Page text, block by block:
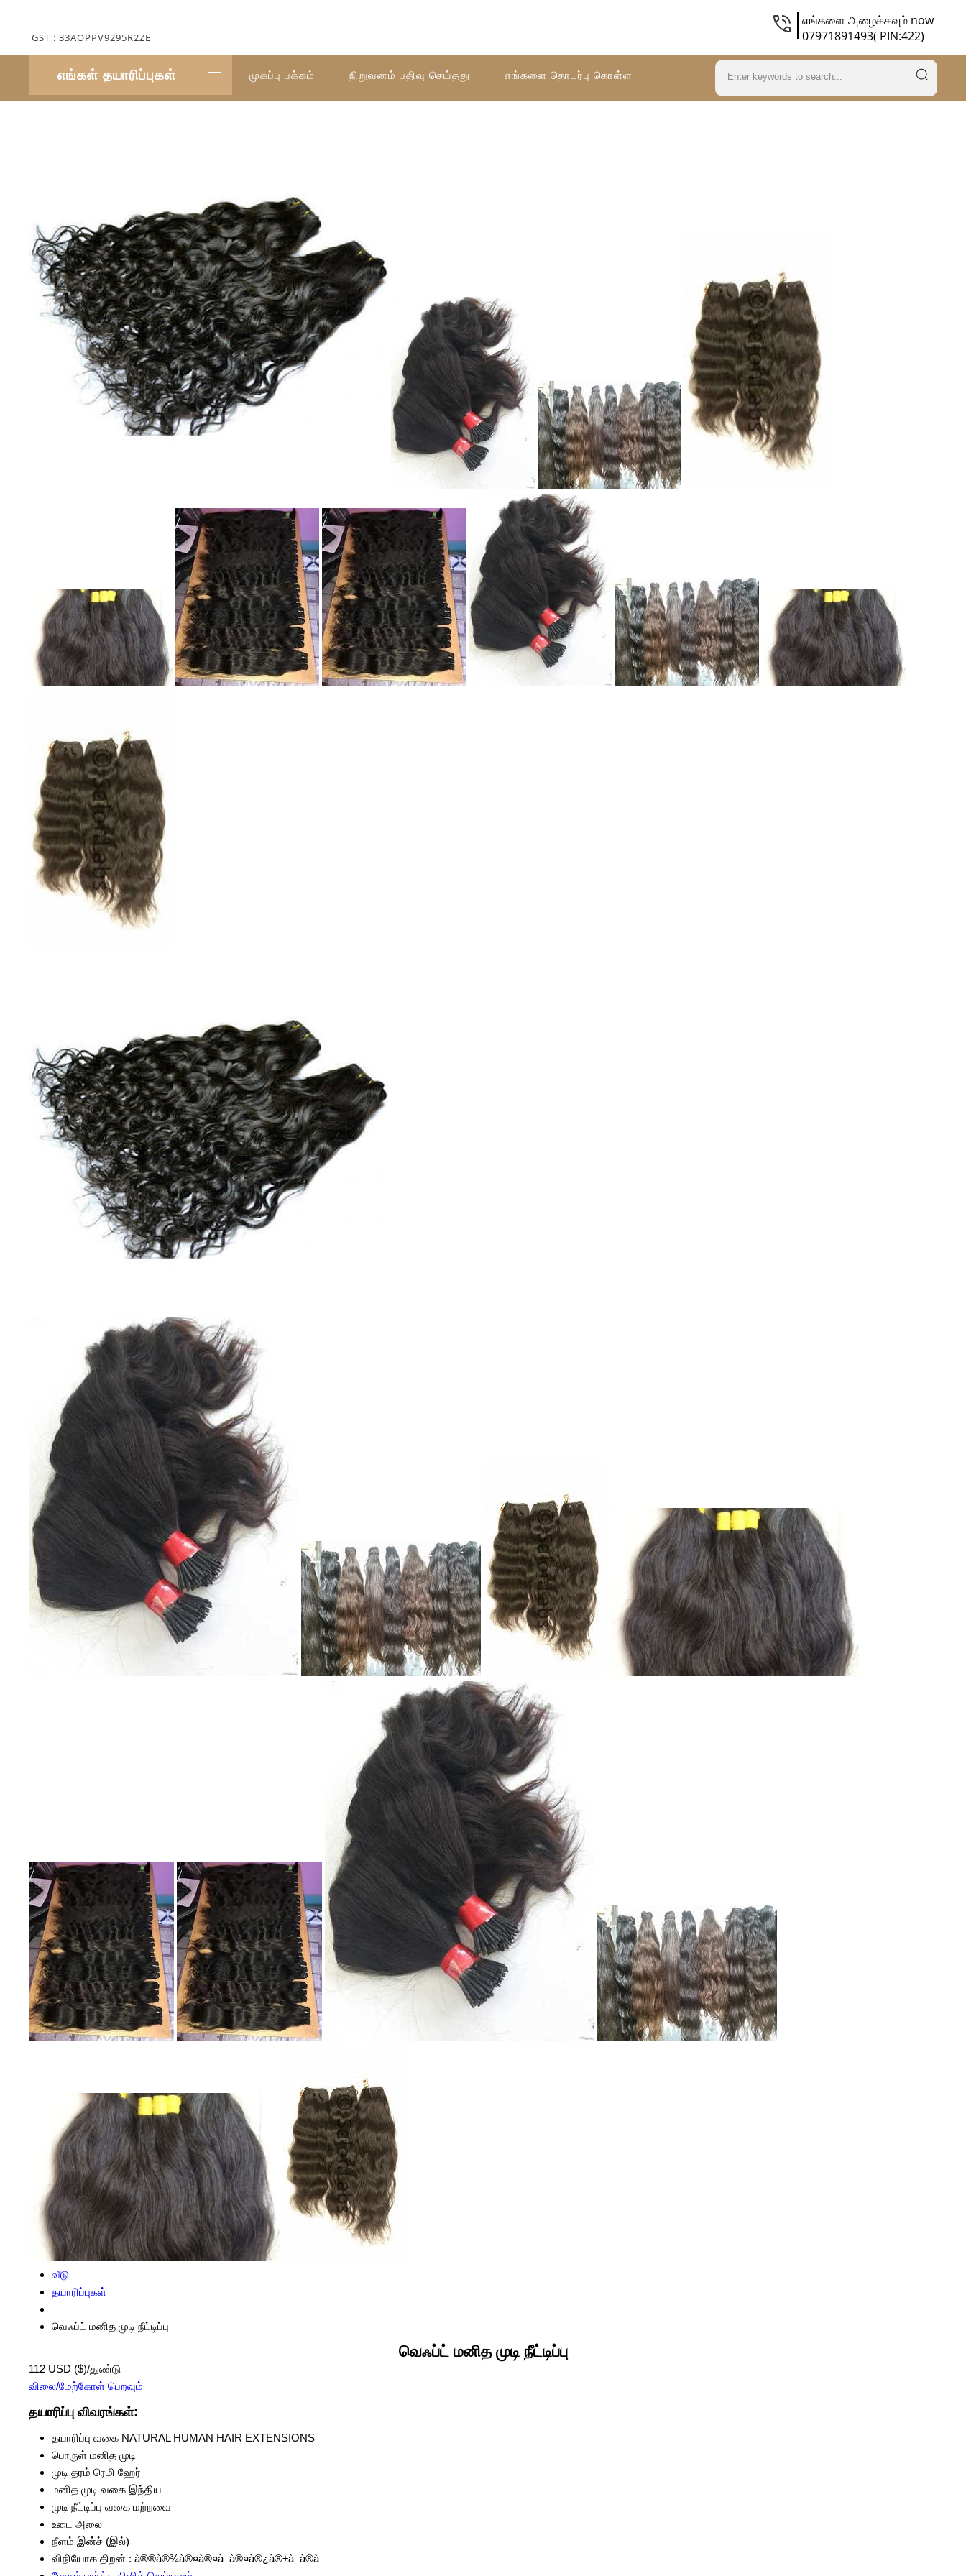
GST : 33AOPPV9295R2ZE
எங்களை அழைக்கவும் now
07971891493( PIN:422)
எங்கள் தயாரிப்புகள் முகப்பு பக்கம் நிறுவனம் பதிவு செய்தது எங்களை தொடர்பு கொள்ள
வீடு
தயாரிப்புகள்
வெஃப்ட் மனித முடி நீட்டிப்பு
வெஃப்ட் மனித முடி நீட்டிப்பு
112 USD ($)/துண்டு
விலை/மேற்கோள் பெறவும்
தயாரிப்பு விவரங்கள்:
தயாரிப்பு வகை NATURAL HUMAN HAIR EXTENSIONS
பொருள் மனித முடி
முடி தரம் ரெமி ஹேர்
மனித முடி வகை இந்திய
முடி நீட்டிப்பு வகை மற்றவை
உடை
அலை
நீளம் இன்ச் (இல்)
விநியோக திறன் : à®®à®¾à®¤à®¤à¯à®¤à®¿à®±à¯à®à¯